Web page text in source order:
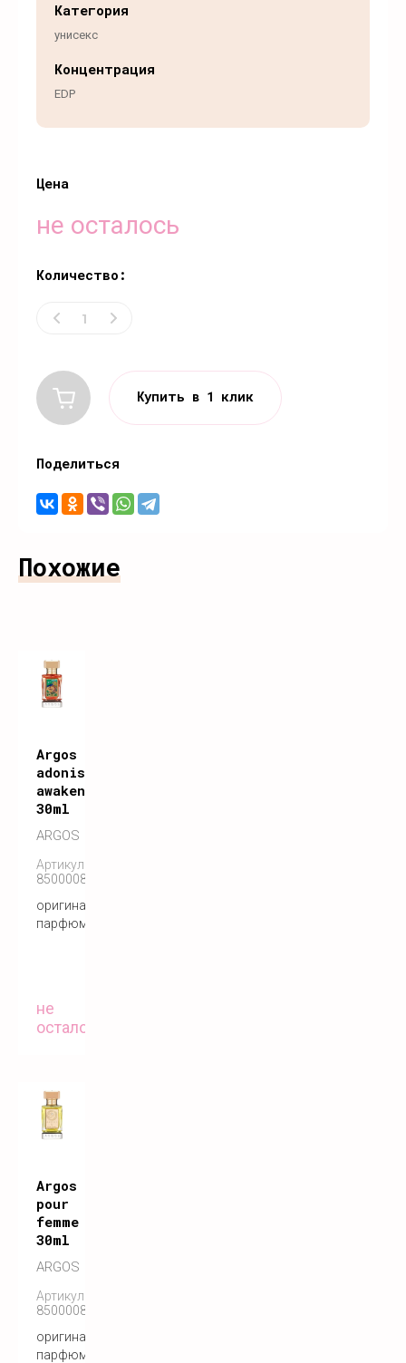
Цена
не осталось
Количество:
Купить в 1 клик
Категория
унисекс
Концентрация
EDP
Поделиться
Похожие
Argos
adonis
awakens
30ml
ARGOS
Артикул:
850000808300
оригинальный
парфюм
не
осталось
Argos
pour
femme
30ml
ARGOS
Артикул:
850000808300
оригинальный
парфюм